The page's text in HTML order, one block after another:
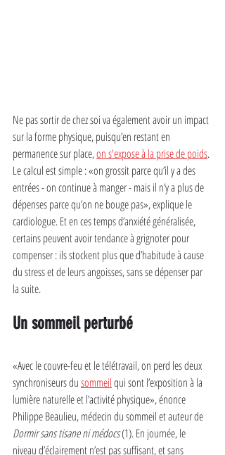
Ne pas sortir de chez soi va également avoir un impact
sur la forme physique, puisqu’en restant en
permanence sur place, on s'expose à la prise de poids.
Le calcul est simple : «on grossit parce qu’il y a des
entrées - on continue à manger - mais il n’y a plus de
dépenses parce qu’on ne bouge pas», explique le
cardiologue. Et en ces temps d’anxiété généralisée,
certains peuvent avoir tendance à grignoter pour
compenser : ils stockent plus que d’habitude à cause
du stress et de leurs angoisses, sans se dépenser par
la suite.
Un sommeil perturbé
«Avec le couvre-feu et le télétravail, on perd les deux
synchroniseurs du sommeil qui sont l’exposition à la
lumière naturelle et l’activité physique», énonce
Philippe Beaulieu, médecin du sommeil et auteur de
Dormir sans tisane ni médocs (1). En journée, le
niveau d’éclairement n’est pas suffisant, et sans